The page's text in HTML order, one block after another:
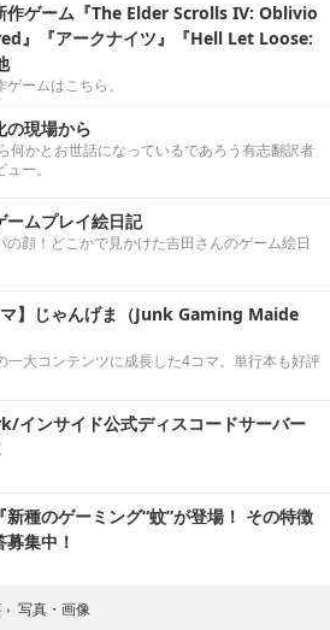
作ゲーム『The Elder Scrolls IV: Oblivio
』『アークナイツ』『Hell Let Loose:
ームはこちら。
の現場から
何かとお世話になっているであろう有志翻訳者
ー。
ームプレイ絵日記
の顔！どこかで見かけた吉田さんのゲーム絵日
マ】じゃんげま（Junk Gaming Maide
大コンテンツに成長した4コマ。単行本も好評
インサイド公式ディスコードサーバー
新種のゲーミング“蚊”が登場！ その特徴
集中！
› 写真・画像